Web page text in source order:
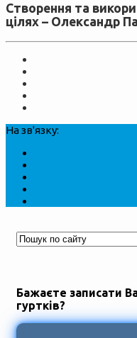
Створення та
цілях – Олександр
На зв'язку:
Бажаєте записати
гуртків?